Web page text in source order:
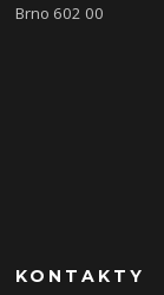
Brno 602 00
KONTAKTY